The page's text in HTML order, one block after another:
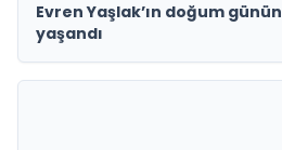
Evren Yaşlak’ın doğum
yaşandı